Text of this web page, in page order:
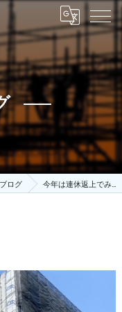
ログ 今年は連休返上でみ…